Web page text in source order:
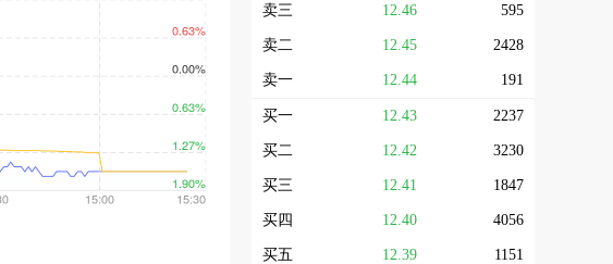
卖三 12.46 595
卖二 12.45 2428
卖一 12.44 191
买一 12.43 2237
买二 12.42 3230
买三 12.41 1847
买四 12.40 4056
买五 12.39 1151